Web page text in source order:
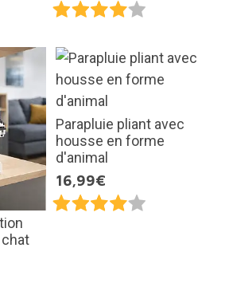
Parapluie pliant avec
housse en forme
d'animal
16,99€